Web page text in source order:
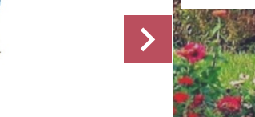
Részletek